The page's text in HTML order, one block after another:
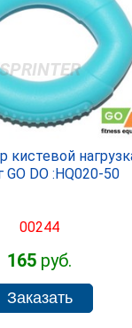
кистевой
GO DO :HQ020-50
00244
165 руб.